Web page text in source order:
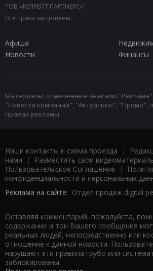
ТОВ «КЕПРЕЙТ ПАРТНЕРС»".
Все права защищены.
Афиша
Новости
Финансы
Материалы, отмеченные знаками
"Новости компаний", "Актуально", "Промо",
правах рекламы.
Наши контакты и схема проезда |
нами | Разместить свои
Пользовательское Соглашение |
конфиденциальности и персональных
Реклама на сайте: Отдел продаж digital
Оставляя комментарий, пожалуйста,
содержание и тон Вашего сообщения
реальных людей, непосредственно или
отношение к данной новости.
нарушают эти правила грубо или
заблокированы.